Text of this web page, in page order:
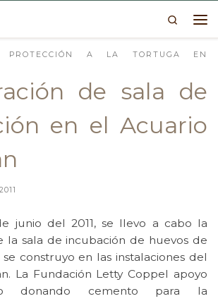
Search
PROTECCIÓN A LA TORTUGA EN
de sala de
en el Acuario
junio del 2011, se llevo a cabo la
la sala de incubación de huevos de
construyo en las instalaciones del
La Fundación Letty Coppel apoyo
donando cemento para la